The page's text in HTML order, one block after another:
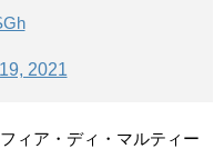
2021
ィア・ディ・マルティー